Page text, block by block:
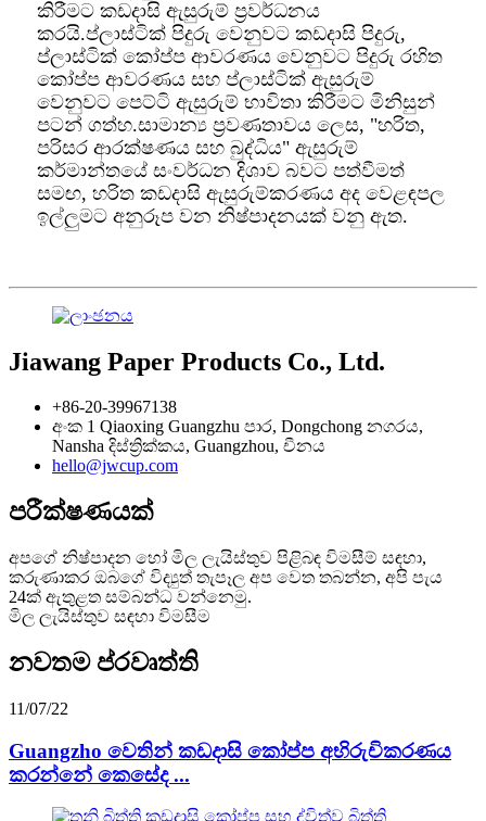
කිරීමට කඩදාසි ඇසුරුම් ප්‍රවර්ධනය
කරයි.ප්ලාස්ටික් පිදුරු වෙනුවට කඩදාසි පිදුරු,
ප්ලාස්ටික් කෝප්ප ආවරණය වෙනුවට පිදුරු රහිත
කෝප්ප ආවරණය සහ ප්ලාස්ටික් ඇසුරුම්
වෙනුවට පෙට්ටි ඇසුරුම් භාවිතා කිරීමට මිනිසුන්
පටන් ගත්හ.සාමාන්‍ය ප්‍රවණතාවය ලෙස, "හරිත,
පරිසර ආරක්ෂණය සහ බුද්ධිය" ඇසුරුම්
කර්මාන්තයේ සංවර්ධන දිශාව බවට පත්වීමත්
සමඟ, හරිත කඩදාසි ඇසුරුම්කරණය අද වෙළඳපල
ඉල්ලුමට අනුරූප වන නිෂ්පාදනයක් වනු ඇත.
Jiawang Paper Products Co., Ltd.
+86-20-39967138
අංක 1 Qiaoxing Guangzhu පාර, Dongchong නගරය,
Nansha දිස්ත්‍රික්කය, Guangzhou, චීනය
hello@jwcup.com
පරීක්ෂණයක්
අපගේ නිෂ්පාදන හෝ මිල ලැයිස්තුව පිළිබඳ විමසීම් සඳහා,
කරුණාකර ඔබගේ විද්‍යුත් තැපෑල අප වෙත තබන්න, අපි පැය
24ක් ඇතුළත සම්බන්ධ වන්නෙමු.
මිල ලැයිස්තුව සඳහා විමසීම
නවතම ප්රවෘත්ති
11/07/22
Guangzho වෙතින් කඩදාසි කෝප්ප අභිරුචිකරණය
කරන්නේ කෙසේද ...